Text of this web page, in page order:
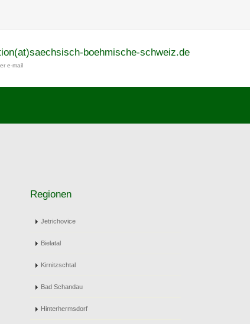
boehmische-schweiz.de
e-mail
Regionen
Jetrichovice
Bielatal
Kirnitzschtal
Bad Schandau
Hinterhermsdorf